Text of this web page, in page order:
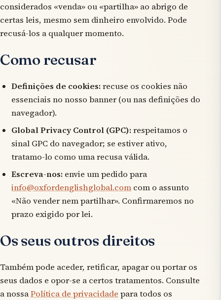
considerados «venda» ou «partilha» ao abrigo de
certas leis, mesmo sem dinheiro envolvido. Pode
recusá-los a qualquer momento.
Como recusar
Definições de cookies:recuse os cookies não
essenciais no nosso banner (ou nas definições do
navegador).
Global Privacy Control (GPC):respeitamos o
sinal GPC do navegador; se estiver ativo,
tratamo-lo como uma recusa válida.
Escreva-nos: envie um pedido para
info@oxfordenglishglobal.com com o assunto
«Não vender nem partilhar». Confirmaremos no
prazo exigido por lei.
Os seus outros direitos
Também pode aceder, retificar, apagar ou portar os
seus dados e opor-se a certos tratamentos. Consulte
a nossaPolítica de privacidade para todos os